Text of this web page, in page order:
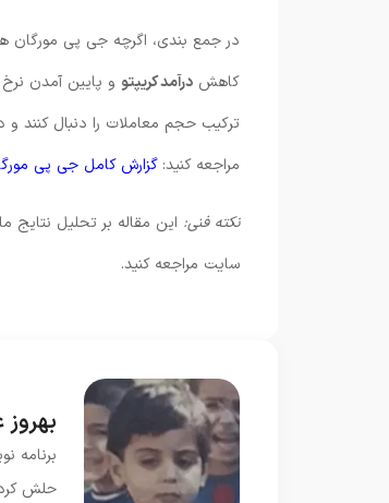
در جمع بندی، اگرچه جی پی مورگان
کاهش درآمد کریپتو و پایین آمدن نرخ
ترکیب حجم معاملات را دنبال کنند و
مراجعه کنید: گزارش کامل جی پی
نکته فنی: این مقاله بر تحلیل نتایج
سایت مراجعه کنید.
برنامه
حلش